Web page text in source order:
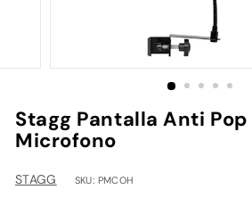
Stagg Pantalla Anti
Microfono
STAGG SKU: PMCOH